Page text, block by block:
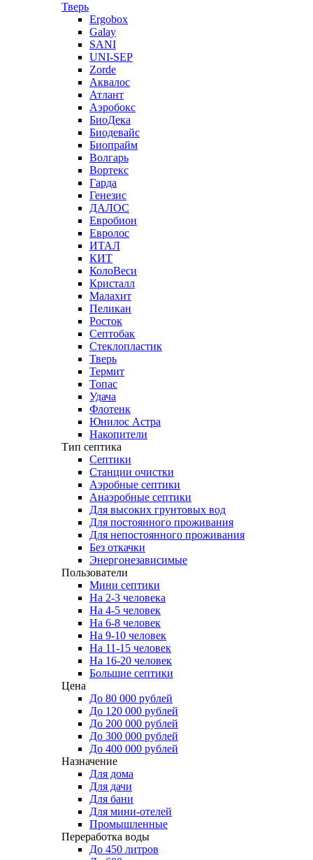
Тверь
Ergobox
Galay
SANI
UNI-SEP
Zorde
Аквалос
Атлант
Аэробокс
БиоДека
Биодевайс
Биопрайм
Волгарь
Вортекс
Гарда
Генезис
ДАЛОС
Евробион
Евролос
ИТАЛ
КИТ
КолоВеси
Кристалл
Малахит
Пеликан
Росток
Септобак
Стеклопластик
Тверь
Термит
Топас
Удача
Флотенк
Юнилос Астра
Накопители
Тип септика
Септики
Станции очистки
Аэробные септики
Анаэробные септики
Для высоких грунтовых вод
Для постоянного проживания
Для непостоянного проживания
Без откачки
Энергонезависимые
Пользователи
Мини септики
На 2-3 человека
На 4-5 человек
На 6-8 человек
На 9-10 человек
На 11-15 человек
На 16-20 человек
Большие септики
Цена
До 80 000 рублей
До 120 000 рублей
До 200 000 рублей
До 300 000 рублей
До 400 000 рублей
Назначение
Для дома
Для дачи
Для бани
Для мини-отелей
Промышленные
Переработка воды
До 450 литров